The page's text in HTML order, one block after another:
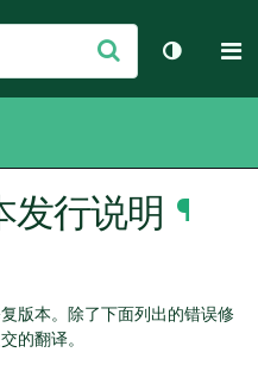
交
切换主
发行说明 ¶
版本。除了下面列出的错误修
的翻译。